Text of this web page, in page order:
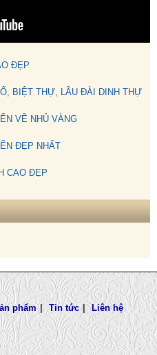
ĐẸP
BIỆT THỰ, LÂU ĐÀI DINH THỰ
VẼ NHỦ VÀNG
ĐẸP NHẤT
CAO ĐẸP
phẩm | Tin tức | Liên hệ